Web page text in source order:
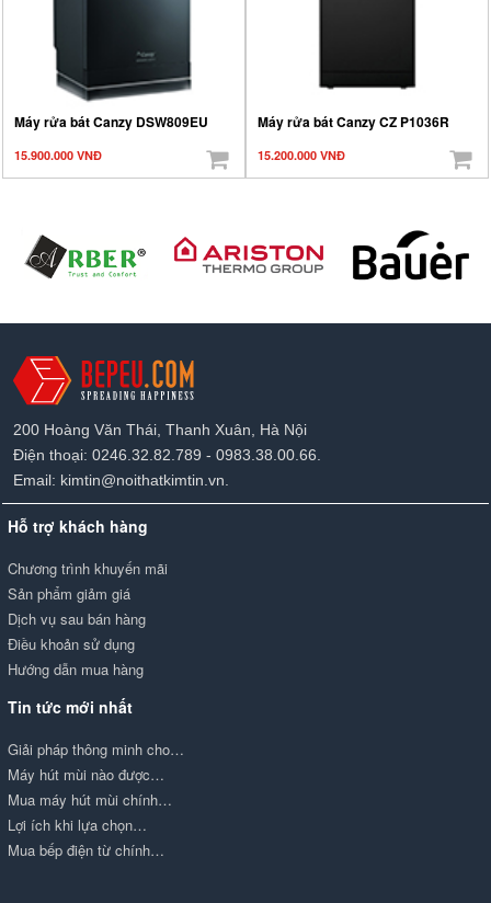
Máy rửa bát Canzy DSW809EU
15.900.000 VNĐ
Máy rửa bát Canzy CZ P1036R
15.200.000 VNĐ
200 Hoàng Văn Thái, Thanh Xuân, Hà Nội
Điện thoại: 0246.32.82.789 - 0983.38.00.66.
Email: kimtin@noithatkimtin.vn.
Hỗ trợ khách hàng
Chương trình khuyến mãi
Sản phẩm giảm giá
Dịch vụ sau bán hàng
Điều khoản sử dụng
Hướng dẫn mua hàng
Tin tức mới nhất
Giải pháp thông minh cho…
Máy hút mùi nào được…
Mua máy hút mùi chính…
Lợi ích khi lựa chọn…
Mua bếp điện từ chính…